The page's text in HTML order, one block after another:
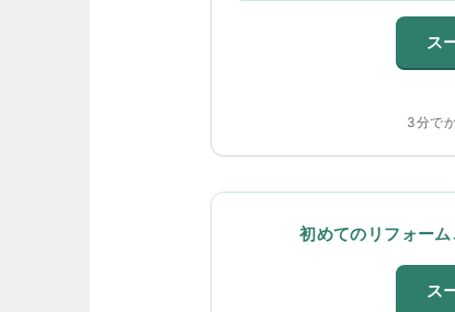
ス
3分で
初めてのリフォー
ス